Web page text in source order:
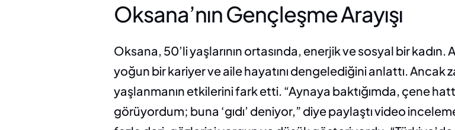
Oksana’nın Gençleşme Arayışı
Oksana, 50’li yaşlarının ortasında, enerjik ve sosyal bir
yoğun bir kariyer ve aile hayatını dengelediğini anlattı. Ancak
yaşlanmanın etkilerini fark etti. “Aynaya baktığımda, çene
görüyordum; buna ‘gıdı’ deniyor,” diye paylaştı video